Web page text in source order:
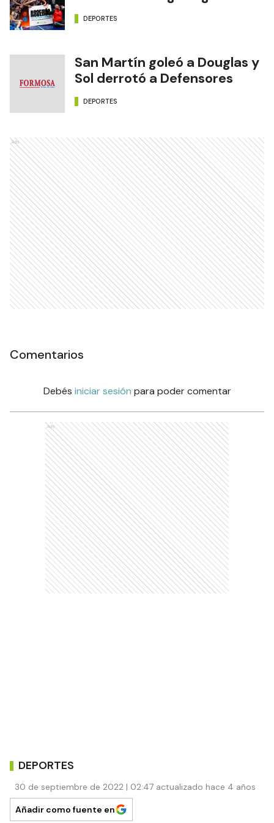
DEPORTES
San Martín goleó a Douglas y
Sol derrotó a Defensores
DEPORTES
Ads
Comentarios
Debés iniciar sesión para poder comentar
Ads
DEPORTES
30 de septiembre de 2022 | 02:47 actualizado hace 4 años
Añadir como fuente en